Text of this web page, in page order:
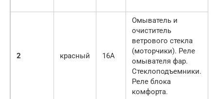
2 красный 16A
Омыватель и
очиститель
ветрового стекла
(моторчики). Реле
омывателя фар.
Стеклоподъемники.
Реле блока
комфорта.